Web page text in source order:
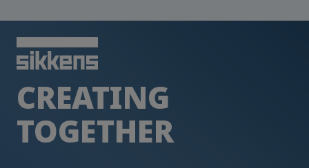
CREATING
TOGETHER